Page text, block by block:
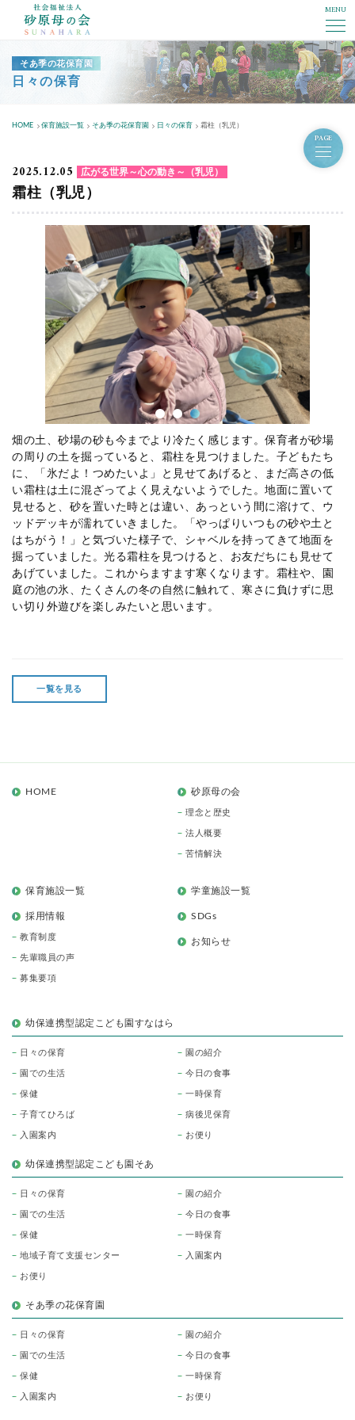
MENU
そあ季の花保育園
日々の保育
HOME 保育施設一覧 そあ季の花保育園 日々の保育 霜柱（乳児）
PAGE
2025.12.05 広がる世界～心の動き～（乳児）
霜柱（乳児）
畑の土、砂場の砂も今までより冷たく感じます。保育者が砂場
の周りの土を掘っていると、霜柱を見つけました。子どもたち
に、「氷だよ！つめたいよ」と見せてあげると、まだ高さの低
い霜柱は土に混ざってよく見えないようでした。地面に置いて
見せると、砂を置いた時とは違い、あっという間に溶けて、ウ
ッドデッキが濡れていきました。「やっぱりいつもの砂や土と
はちがう！」と気づいた様子で、シャベルを持ってきて地面を
掘っていました。光る霜柱を見つけると、お友だちにも見せて
あげていました。これからますます寒くなります。霜柱や、園
庭の池の氷、たくさんの冬の自然に触れて、寒さに負けずに思
い切り外遊びを楽しみたいと思います。
一覧を見る
HOME 砂原母の会
理念と歴史
法人概要
苦情解決
保育施設一覧 学童施設一覧
採用情報
教育制度
先輩職員の声
募集要項
SDGs
お知らせ
幼保連携型認定こども園すなはら
日々の保育 園の紹介
園での生活 今日の食事
保健 一時保育
子育てひろば 病後児保育
入園案内 お便り
幼保連携型認定こども園そあ
日々の保育 園の紹介
園での生活 今日の食事
保健 一時保育
地域子育て支援センター 入園案内
お便り
そあ季の花保育園
日々の保育 園の紹介
園での生活 今日の食事
保健 一時保育
入園案内 お便り